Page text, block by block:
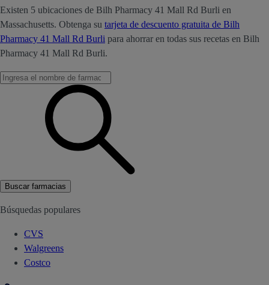
Existen 5 ubicaciones de Bilh Pharmacy 41 Mall Rd Burli en
Massachusetts. Obtenga su tarjeta de descuento gratuita de Bilh
Pharmacy 41 Mall Rd Burli para ahorrar en todas sus recetas en Bilh
Pharmacy 41 Mall Rd Burli.
Buscar farmacias
Búsquedas populares
CVS
Walgreens
Costco